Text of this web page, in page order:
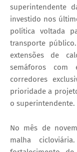
superintendente
investido nos
política voltada
transporte
extensões de
semáforos com
corredores
prioridade a
o superintendente.
No mês de
malha